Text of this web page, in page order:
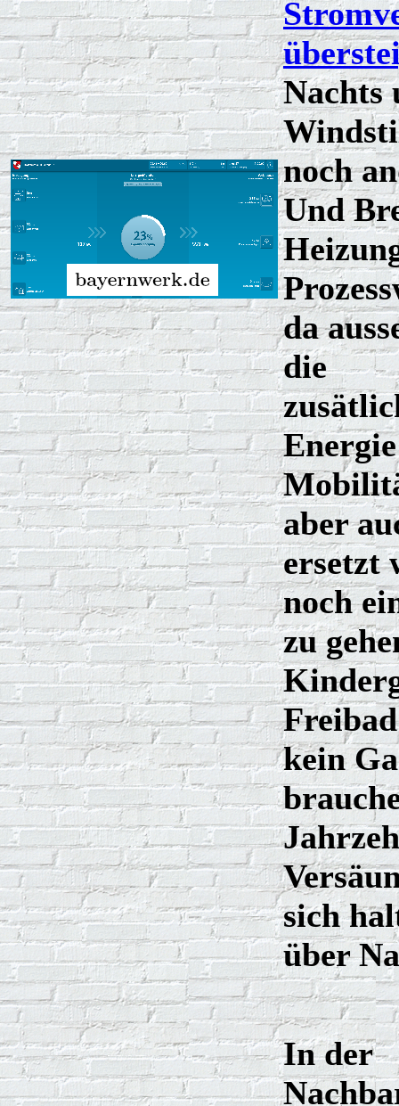
Nachts
noch
Und
da
die
aber
ersetzt
noch
zu
Freibad
kein
sich
über
In der